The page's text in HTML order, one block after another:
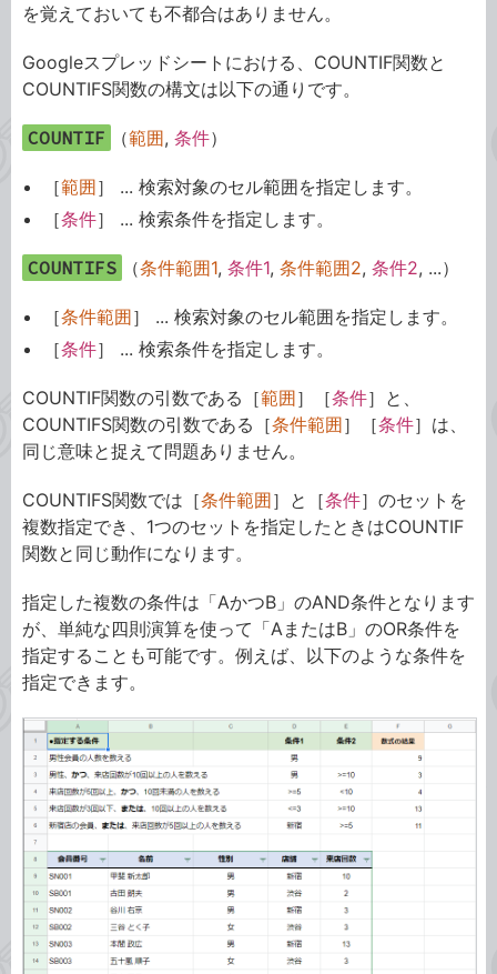
を覚えておいても不都合はありません。
Googleスプレッドシートにおける、COUNTIF関数と
COUNTIFS関数の構文は以下の通りです。
COUNTIF （範囲, 条件）
［範囲］ ... 検索対象のセル範囲を指定します。
［条件］ ... 検索条件を指定します。
COUNTIFS （条件範囲1, 条件1, 条件範囲2, 条件2, ...）
［条件範囲］ ... 検索対象のセル範囲を指定します。
［条件］ ... 検索条件を指定します。
COUNTIF関数の引数である［範囲］［条件］と、
COUNTIFS関数の引数である［条件範囲］［条件］は、
同じ意味と捉えて問題ありません。
COUNTIFS関数では［条件範囲］と［条件］のセットを
複数指定でき、1つのセットを指定したときはCOUNTIF
関数と同じ動作になります。
指定した複数の条件は「AかつB」のAND条件となります
が、単純な四則演算を使って「AまたはB」のOR条件を
指定することも可能です。例えば、以下のような条件を
指定できます。